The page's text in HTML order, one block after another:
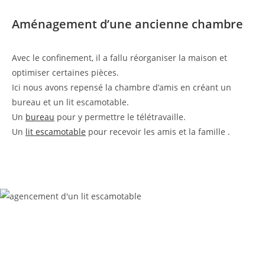
Aménagement d’une ancienne chambre
Avec le confinement, il a fallu réorganiser la maison et
optimiser certaines pièces.
Ici nous avons repensé la chambre d’amis en créant un
bureau et un lit escamotable.
Un bureau pour y permettre le télétravaille.
Un lit escamotable pour recevoir les amis et la famille .